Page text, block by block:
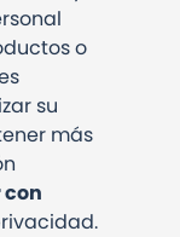
o
su
más